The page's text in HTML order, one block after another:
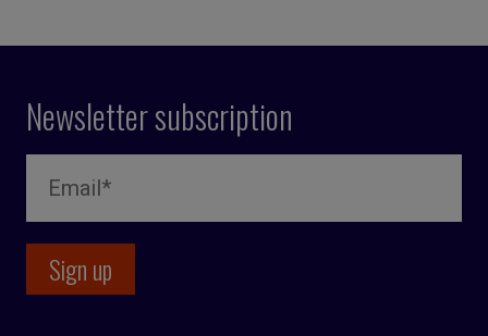
Newsletter subscription